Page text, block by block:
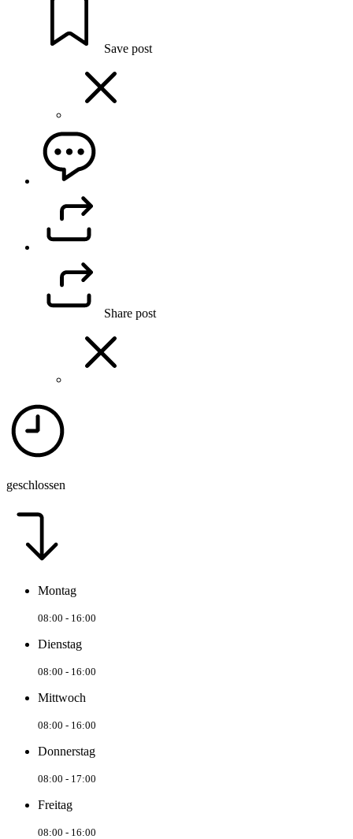
Save post
Share post
geschlossen
Montag
08:00 - 16:00
Dienstag
08:00 - 16:00
Mittwoch
08:00 - 16:00
Donnerstag
08:00 - 17:00
Freitag
08:00 - 16:00